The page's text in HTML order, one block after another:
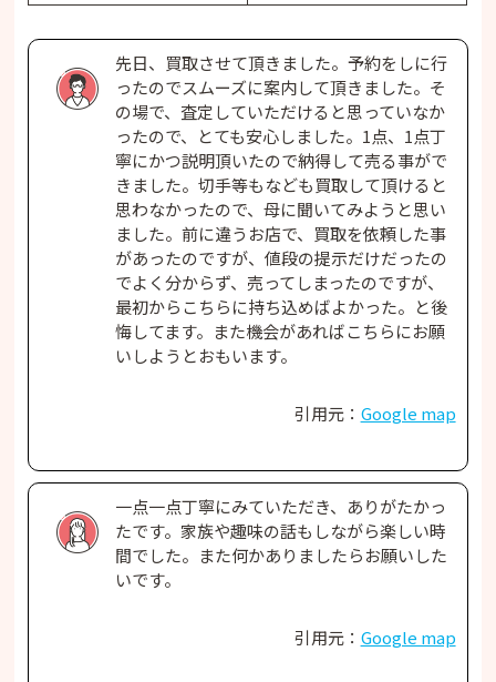
先日、買取させて頂きました。予約をしに行
ったのでスムーズに案内して頂きました。そ
の場で、査定していただけると思っていなか
ったので、とても安心しました。1点、1点丁
寧にかつ説明頂いたので納得して売る事がで
きました。切手等もなども買取して頂けると
思わなかったので、母に聞いてみようと思い
ました。前に違うお店で、買取を依頼した事
があったのですが、値段の提示だけだったの
でよく分からず、売ってしまったのですが、
最初からこちらに持ち込めばよかった。と後
悔してます。また機会があればこちらにお願
いしようとおもいます。
引用元： Google map
一点一点丁寧にみていただき、ありがたかっ
たです。家族や趣味の話もしながら楽しい時
間でした。また何かありましたらお願いした
いです。
引用元： Google map